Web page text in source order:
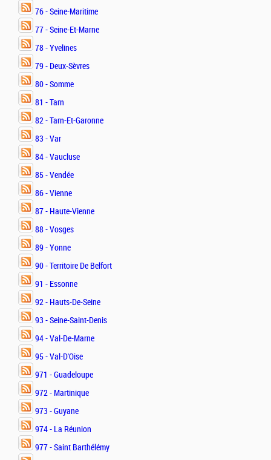
76 - Seine-Maritime
77 - Seine-Et-Marne
78 - Yvelines
79 - Deux-Sèvres
80 - Somme
81 - Tarn
82 - Tarn-Et-Garonne
83 - Var
84 - Vaucluse
85 - Vendée
86 - Vienne
87 - Haute-Vienne
88 - Vosges
89 - Yonne
90 - Territoire De Belfort
91 - Essonne
92 - Hauts-De-Seine
93 - Seine-Saint-Denis
94 - Val-De-Marne
95 - Val-D'Oise
971 - Guadeloupe
972 - Martinique
973 - Guyane
974 - La Réunion
977 - Saint Barthélémy